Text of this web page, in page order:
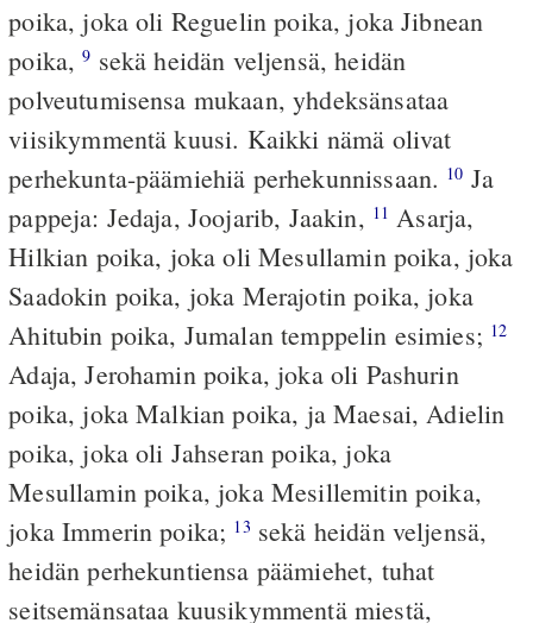
poika, joka oli Reguelin poika, joka Jibnean
poika,9 sekä heidän veljensä, heidän
polveutumisensa mukaan, yhdeksänsataa
viisikymmentä kuusi. Kaikki nämä olivat
perhekunta-päämiehiä perhekunnissaan. 10 Ja
pappeja: Jedaja, Joojarib, Jaakin, 11 Asarja,
Hilkian poika, joka oli Mesullamin poika, joka
Saadokin poika, joka Merajotin poika, joka
Ahitubin poika, Jumalan temppelin esimies; 12
Adaja, Jerohamin poika, joka oli Pashurin
poika, joka Malkian poika, ja Maesai, Adielin
poika, joka oli Jahseran poika, joka
Mesullamin poika, joka Mesillemitin poika,
joka Immerin poika; 13 sekä heidän veljensä,
heidän perhekuntiensa päämiehet, tuhat
seitsemänsataa kuusikymmentä miestä,